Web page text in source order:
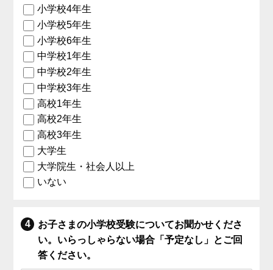
小学校4年生
小学校5年生
小学校6年生
中学校1年生
中学校2年生
中学校3年生
高校1年生
高校2年生
高校3年生
大学生
大学院生・社会人以上
いない
お子さまの小学校受験についてお聞かせくださ
い。いらっしゃらない場合「予定なし」とご回
答ください。